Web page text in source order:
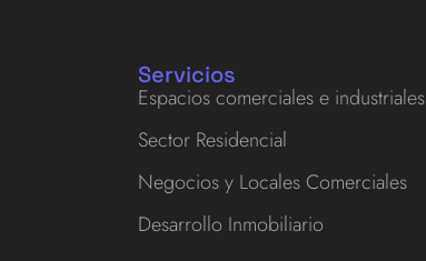
Servicios
Espacios comerciales e industriales
Sector Residencial
Negocios y Locales Comerciales
Desarrollo Inmobiliario